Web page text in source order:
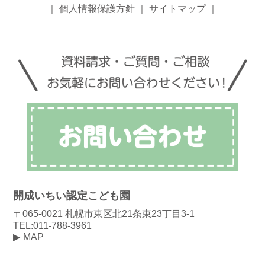
個人情報保護方針 サイトマップ｜
開成いちい認定こども園
〒065-0021 札幌市東区北21条東23丁目3-1
TEL:011-788-3961
MAP